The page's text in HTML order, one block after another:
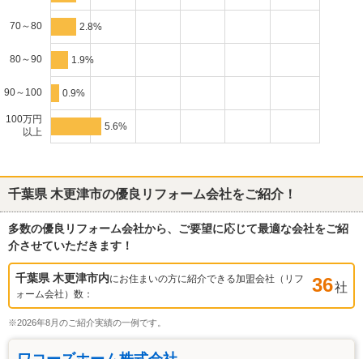
70～80 2.8%
80～90 1.9%
90～100 0.9%
100万円
以上
5.6%
千葉県 木更津市の優良リフォーム会社をご紹介！
多数の優良リフォーム会社から、ご要望に応じて最適な会社をご紹
介させていただきます！
千葉県 木更津市内にお住まいの方に紹介できる加盟会社（リフ
ォーム会社）数：
36社
※2026年8月のご紹介実績の一例です。